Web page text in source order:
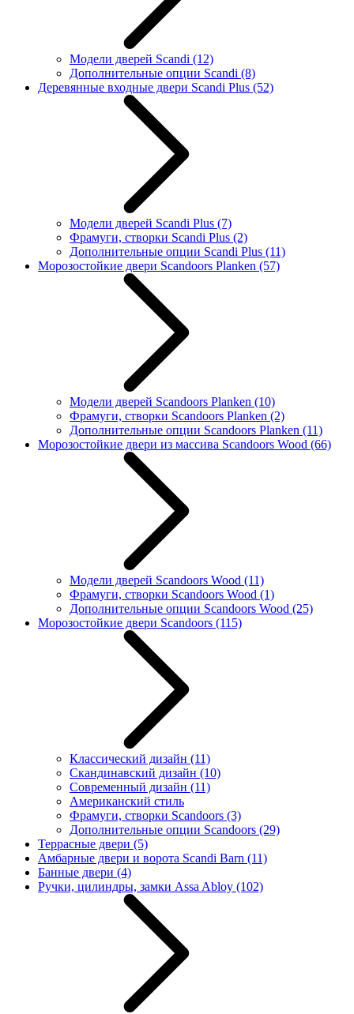
Модели дверей Scandi (12)
Дополнительные опции Scandi (8)
Деревянные входные двери Scandi Plus (52)
Модели дверей Scandi Plus (7)
Фрамуги, створки Scandi Plus (2)
Дополнительные опции Scandi Plus (11)
Морозостойкие двери Scandoors Planken (57)
Модели дверей Scandoors Planken (10)
Фрамуги, створки Scandoors Planken (2)
Дополнительные опции Scandoors Planken (11)
Морозостойкие двери из массива Scandoors Wood (66)
Модели дверей Scandoors Wood (11)
Фрамуги, створки Scandoors Wood (1)
Дополнительные опции Scandoors Wood (25)
Морозостойкие двери Scandoors (115)
Классический дизайн (11)
Скандинавский дизайн (10)
Современный дизайн (11)
Американский стиль
Фрамуги, створки Scandoors (3)
Дополнительные опции Scandoors (29)
Террасные двери (5)
Амбарные двери и ворота Scandi Barn (11)
Банные двери (4)
Ручки, цилиндры, замки Assa Abloy (102)